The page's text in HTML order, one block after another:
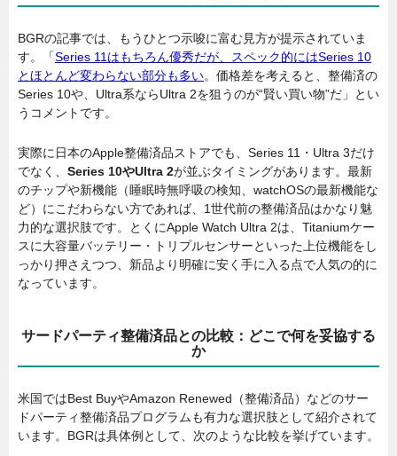
BGRの記事では、もうひとつ示唆に富む見方が提示されていま
す。「Series 11はもちろん優秀だが、スペック的にはSeries 10
とほとんど変わらない部分も多い。価格差を考えると、整備済の
Series 10や、Ultra系ならUltra 2を狙うのが“賢い買い物”だ」とい
うコメントです。
実際に日本のApple整備済品ストアでも、Series 11・Ultra 3だけ
でなく、 Series 10やUltra 2が並ぶタイミングがあります。最新
のチップや新機能（睡眠時無呼吸の検知、watchOSの最新機能な
ど）にこだわらない方であれば、1世代前の整備済品はかなり魅
力的な選択肢です。とくにApple Watch Ultra 2は、Titaniumケー
スに大容量バッテリー・トリプルセンサーといった上位機能をし
っかり押さえつつ、新品より明確に安く手に入る点で人気の的に
なっています。
サードパーティ整備済品との比較：どこで何を妥協する
か
米国ではBest BuyやAmazon Renewed（整備済品）などのサー
ドパーティ整備済品プログラムも有力な選択肢として紹介されて
います。BGRは具体例として、次のような比較を挙げています。